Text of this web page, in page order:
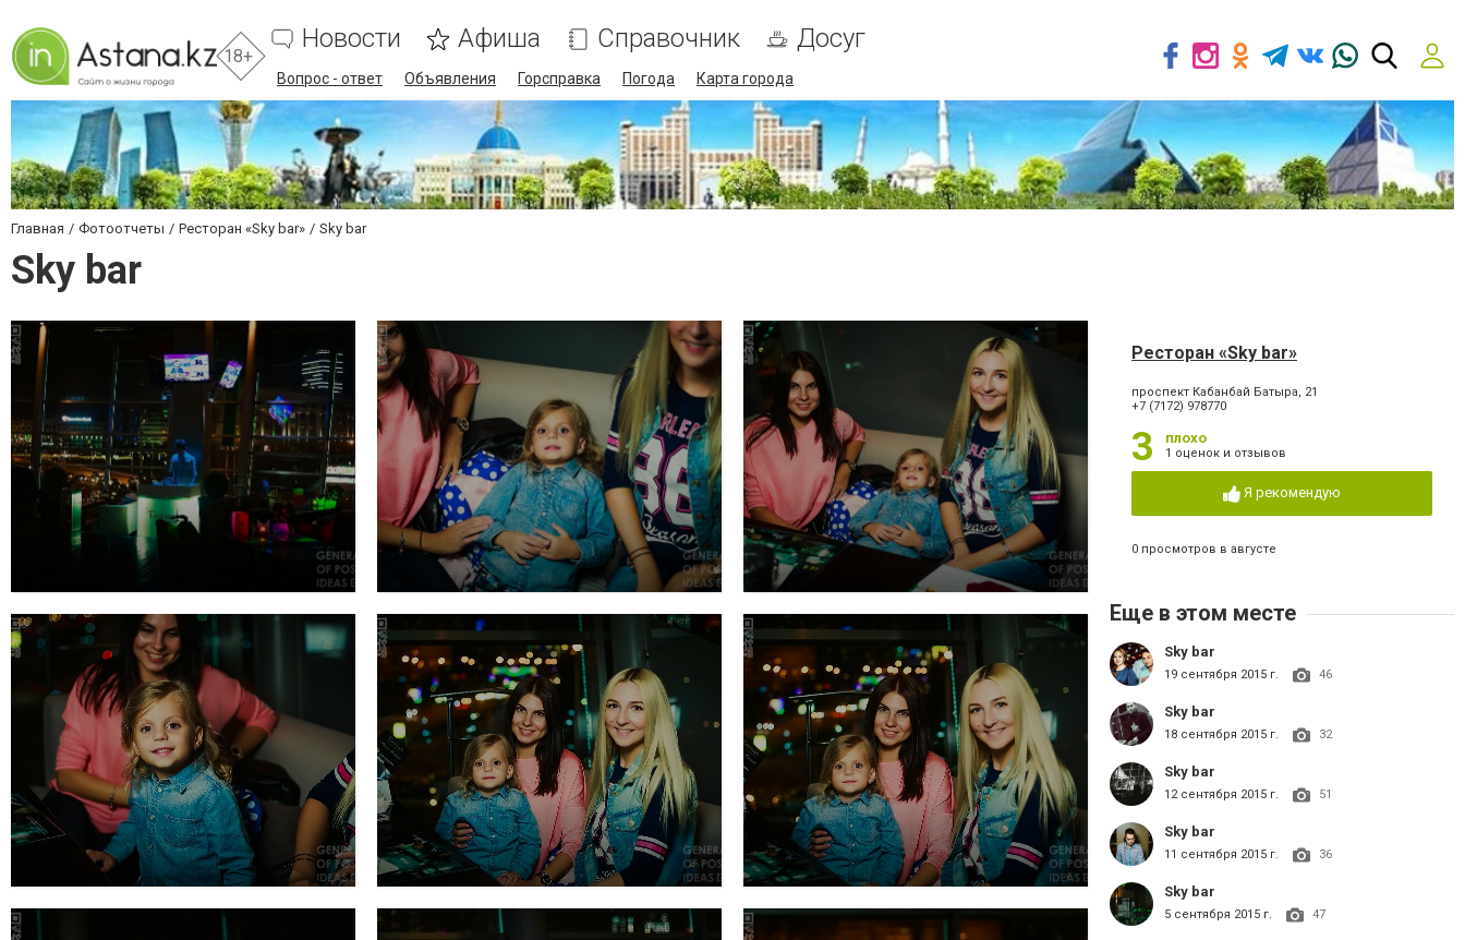
18+
Новости Афиша Справочник Досуг
Вопрос - ответ Объявления Горсправка Погода Карта города
Главная Фотоотчеты Ресторан «Sky bar» Sky bar
Sky bar
Ресторан «Sky bar»
проспект Кабанбай Батыра, 21
+7 (7172) 978770
3 плохо
1 оценок и отзывов
Я рекомендую
0 просмотров в августе
Еще в этом месте
Sky bar
19 сентября 2015 г. 46
Sky bar
18 сентября 2015 г. 32
Sky bar
12 сентября 2015 г. 51
Sky bar
11 сентября 2015 г. 36
Sky bar
5 сентября 2015 г. 47